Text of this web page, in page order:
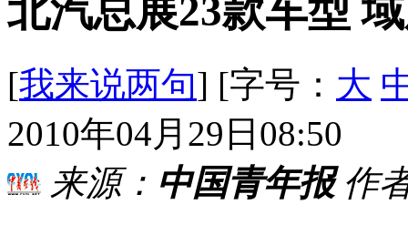
北汽总展23款车型
[我来说两句] [字号： 大
2010年04月29日08:50
来源： 中国青年报作